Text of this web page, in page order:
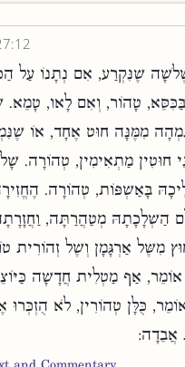
שֶׁנִּקְרַע, אִם נְתָנוֹ עַל
בַּכִּסֵּא, טָהוֹר, וְאִם לָאו,
מִמֶּנָּה חוּט אֶחָד, אוֹ
חוּטִין מַתְאִימִין, טְהוֹרָה.
בָּאַשְׁפּוֹת, טְהוֹרָה.
הַשְׁלָכָתָהּ מְטַהֲרַתָּה,
מִשֶּׁל אַרְגָּמָן וְשֶׁל זְהוֹרִית
אוֹמֵר, אַף מַטְלִית חֲדָשָׁה
כֻּלָּן טְהוֹרִין, לֹא הֻזְכְּרוּ
אֲבֵדָה: